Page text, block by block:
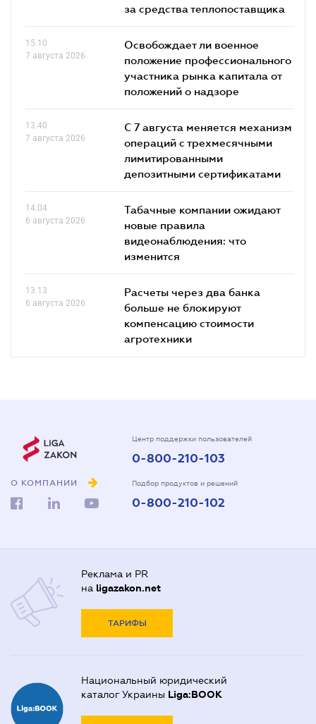
за средства теплопоставщика
15.10
7 августа 2026
Освобождает ли военное
положение профессионального
участника рынка капитала от
положений о надзоре
13.40
7 августа 2026
С 7 августа меняется механизм
операций с трехмесячными
лимитированными
депозитными сертификатами
14.04
6 августа 2026
Табачные компании ожидают
новые правила
видеонаблюдения: что
изменится
13.13
6 августа 2026
Расчеты через два банка
больше не блокируют
компенсацию стоимости
агротехники
О КОМПАНИИ
Центр поддержки пользователей
0-800-210-103
Подбор продуктов и решений
0-800-210-102
Реклама и PR
на ligazakon.net
ТАРИФЫ
Национальный юридический
каталог Украины Liga:BOOK